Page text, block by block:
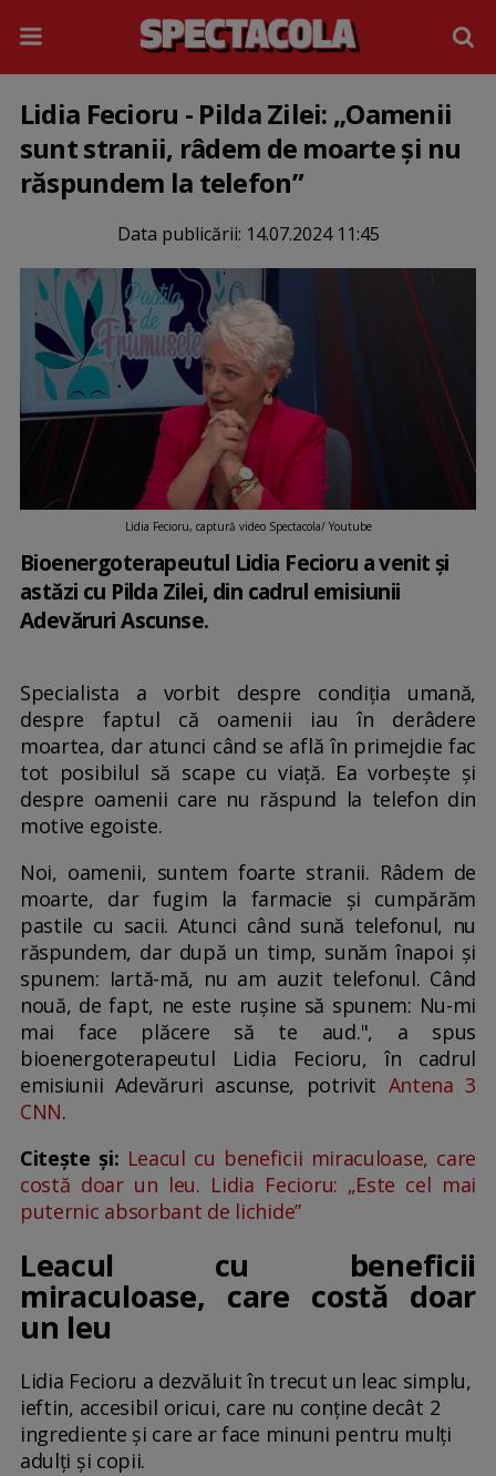
Lidia Fecioru - Pilda Zilei: „Oamenii
sunt stranii, râdem de moarte și nu
răspundem la telefon”
Data publicării: 14.07.2024 11:45
Lidia Fecioru, captură video Spectacola/ Youtube
Bioenergoterapeutul Lidia Fecioru a venit și
astăzi cu Pilda Zilei, din cadrul emisiunii
Adevăruri Ascunse.
Specialista a vorbit despre condiția umană,
despre faptul că oamenii iau în derâdere
moartea, dar atunci când se află în primejdie fac
tot posibilul să scape cu viață. Ea vorbește și
despre oamenii care nu răspund la telefon din
motive egoiste.
Noi, oamenii, suntem foarte stranii. Râdem de
moarte, dar fugim la farmacie şi cumpărăm
pastile cu sacii. Atunci când sună telefonul, nu
răspundem, dar după un timp, sunăm înapoi şi
spunem: Iartă-mă, nu am auzit telefonul. Când
nouă, de fapt, ne este ruşine să spunem: Nu-mi
mai face plăcere să te aud.", a spus
bioenergoterapeutul Lidia Fecioru, în cadrul
emisiunii Adevăruri ascunse, potrivit Antena 3
CNN.
Citește și: Leacul cu beneficii miraculoase, care
costă doar un leu. Lidia Fecioru: „Este cel mai
puternic absorbant de lichide”
Leacul cu beneficii
miraculoase, care costă doar
un leu
Lidia Fecioru a dezvăluit în trecut un leac simplu,
ieftin, accesibil oricui, care nu conține decât 2
ingrediente și care ar face minuni pentru mulți
adulți și copii.